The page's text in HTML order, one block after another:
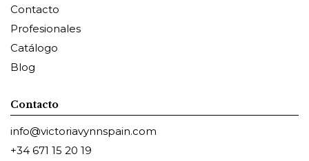
Contacto
Profesionales
Catálogo
Blog
Contacto
info@victoriavynnspain.com
+34 671 15 20 19